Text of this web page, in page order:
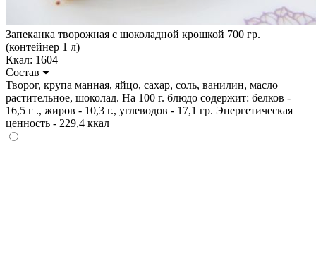
Запеканка творожная с шоколадной крошкой 700 гр.
(контейнер 1 л)
Ккал: 1604
Состав
Творог, крупа манная, яйцо, сахар, соль, ванилин, масло
растительное, шоколад. На 100 г. блюдо содержит: белков -
16,5 г ., жиров - 10,3 г., углеводов - 17,1 гр. Энергетическая
ценность - 229,4 ккал